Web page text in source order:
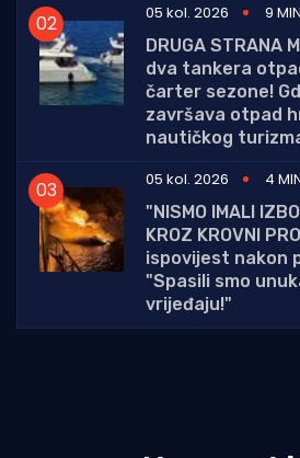
05 kol. 2026
9
DRUGA STRANA
dva tankera
čarter sezone!
završava otpad
nautičkog
05 kol. 2026
4
"NISMO IMALI
KROZ KROVNI
ispovijest nakon
"Spasili smo
vrijeđaju!"